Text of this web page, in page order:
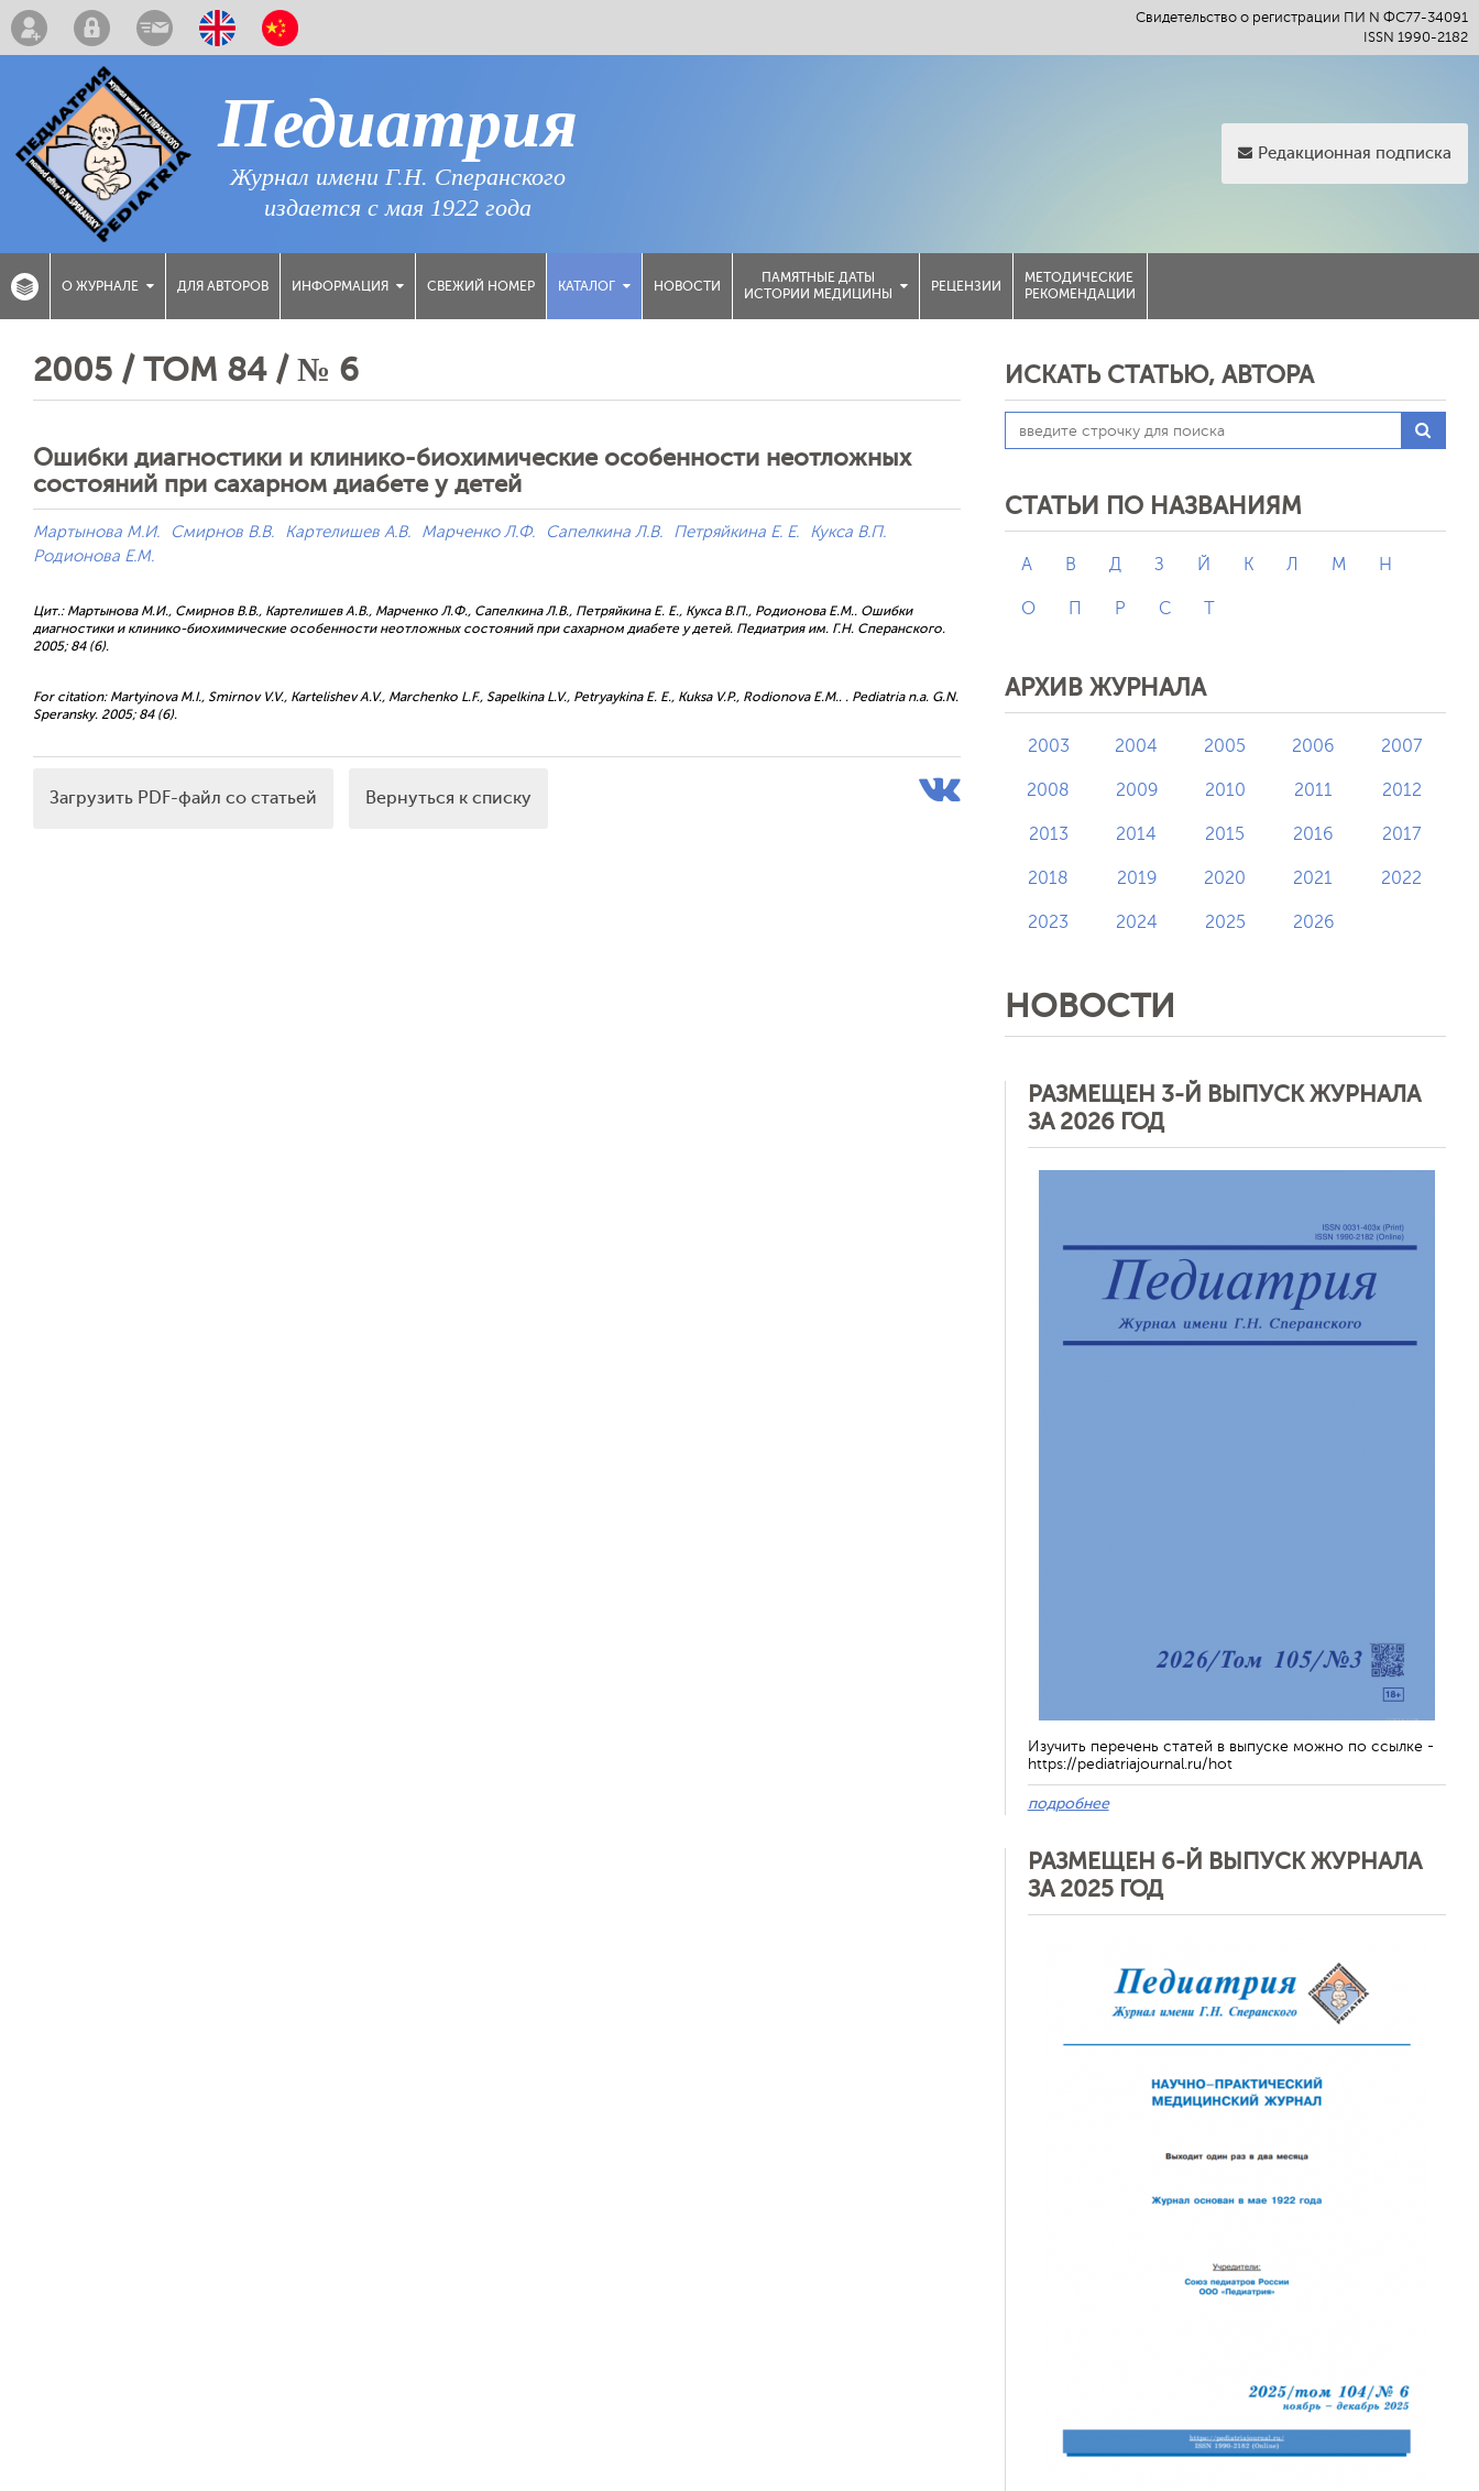
Свидетельство о регистрации ПИ N ФС77-34091
ISSN 1990-2182
Педиатрия
Журнал имени Г.Н. Сперанского
издается с мая 1922 года
Редакционная подписка
О ЖУРНАЛЕ ДЛЯ АВТОРОВ ИНФОРМАЦИЯ СВЕЖИЙ НОМЕР КАТАЛОГ НОВОСТИ
ПАМЯТНЫЕ ДАТЫ
ИСТОРИИ МЕДИЦИНЫ
РЕЦЕНЗИИ
МЕТОДИЧЕСКИЕ
РЕКОМЕНДАЦИИ
2005 / ТОМ 84 / № 6
Ошибки диагностики и клинико-биохимические особенности неотложных
состояний при сахарном диабете у детей
Мартынова М.И. Смирнов В.В. Картелишев А.В. Марченко Л.Ф. Сапелкина Л.В. Петряйкина Е. Е.
Кукса В.П.
Родионова Е.М.
Цит.: Мартынова М.И., Смирнов В.В., Картелишев А.В., Марченко Л.Ф., Сапелкина Л.В., Петряйкина Е. Е., Кукса В.П., Родионова Е.М.. Ошибки
диагностики и клинико-биохимические особенности неотложных состояний при сахарном диабете у детей. Педиатрия им. Г.Н. Сперанского.
2005; 84 (6).
For citation: Martyinova M.I., Smirnov V.V., Kartelishev A.V., Marchenko L.F., Sapelkina L.V., Petryaykina E. E., Kuksa V.P., Rodionova E.M.. . Pediatria n.a. G.N.
Speransky. 2005; 84 (6).
Загрузить PDF-файл со статьей Вернуться к списку
ИСКАТЬ СТАТЬЮ, АВТОРА
СТАТЬИ ПО НАЗВАНИЯМ
А В Д З Й К Л М Н
О П Р С Т
АРХИВ ЖУРНАЛА
2003 2004 2005 2006 2007
2008 2009 2010 2011 2012
2013 2014 2015 2016 2017
2018 2019 2020 2021 2022
2023 2024 2025 2026
НОВОСТИ
РАЗМЕЩЕН 3-Й ВЫПУСК ЖУРНАЛА
ЗА 2026 ГОД
Изучить перечень статей в выпуске можно по ссылке -
https://pediatriajournal.ru/hot
подробнее
РАЗМЕЩЕН 6-Й ВЫПУСК ЖУРНАЛА
ЗА 2025 ГОД